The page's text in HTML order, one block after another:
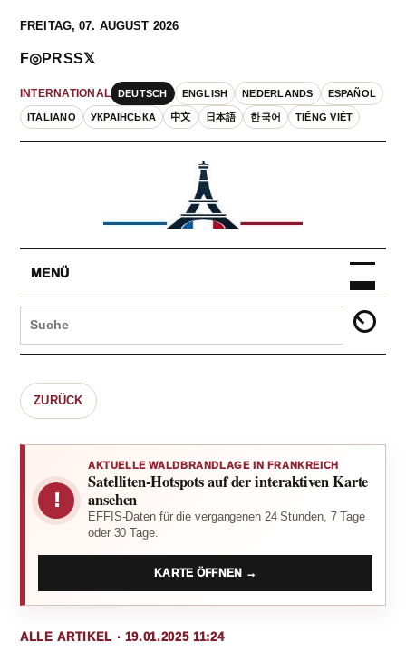
FREITAG, 07. AUGUST 2026
INTERNATIONAL DEUTSCH ENGLISH NEDERLANDS ESPAÑOL
ITALIANO УКРАЇНСЬКА 中文 日本語 한국어 TIẾNG VIỆT
F◎PRSS𝕏
MENÜ
ZURÜCK
!
AKTUELLE WALDBRANDLAGE IN FRANKREICH
Satelliten-Hotspots auf der interaktiven Karte
ansehen
EFFIS-Daten für die vergangenen 24 Stunden, 7 Tage
oder 30 Tage.
KARTE ÖFFNEN →
ALLE ARTIKEL · 19.01.2025 11:24